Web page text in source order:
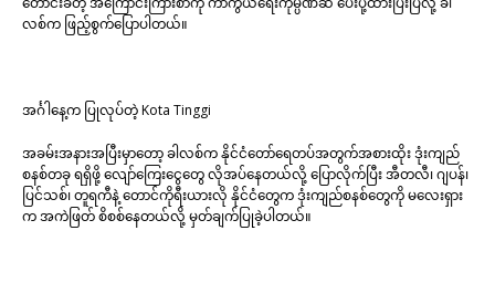
လစ်က ဖြည့်စွက်ပြောပါတယ်။
အင်္ဂါနေ့က ပြုလုပ်တဲ့ Kota Tinggi
အခမ်းအနားအပြီးမှာတော့ ခါလစ်က နိုင်ငံတော်ရေတပ်အတွက်အစားထိုး ဒုံးကျည်
စနစ်တခု ရရှိဖို့ လျော်ကြေးငွေတွေ လိုအပ်နေတယ်လို့ ပြောလိုက်ပြီး အီတလီ၊ ဂျပန်၊
ပြင်သစ်၊ တူရကီနဲ့ တောင်ကိုရီးယားလို နိုင်ငံတွေက ဒုံးကျည်စနစ်တွေကို မလေးရှား
က အကဲဖြတ် စိစစ်နေတယ်လို့ မှတ်ချက်ပြုခဲ့ပါတယ်။